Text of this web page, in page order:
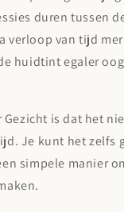
duren tussen
verloop van tijd
huidtint egaler
Gezicht is dat het
Je kunt het zelfs
simpele manier